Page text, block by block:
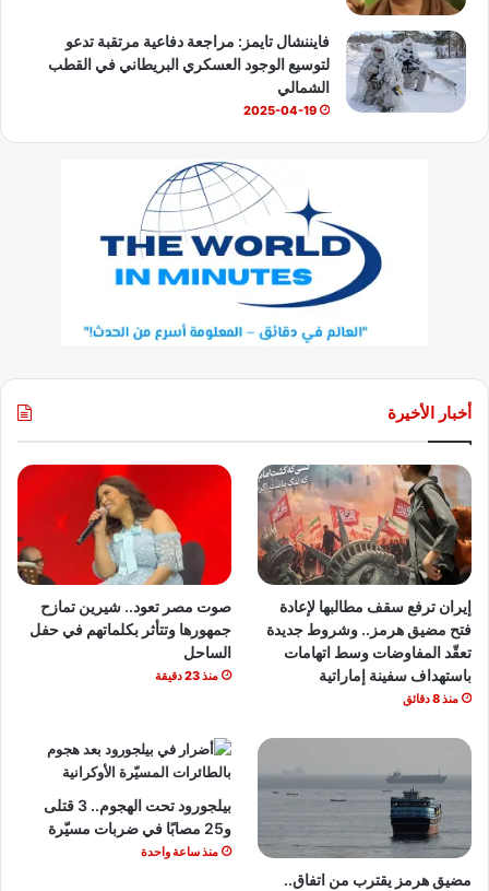
فايننشال تايمز: مراجعة دفاعية مرتقبة تدعو
لتوسيع الوجود العسكري البريطاني في القطب
الشمالي
2025-04-19
أخبار الأخيرة
إيران ترفع سقف مطالبها لإعادة
فتح مضيق هرمز.. وشروط جديدة
تعقّد المفاوضات وسط اتهامات
باستهداف سفينة إماراتية
منذ 8 دقائق
صوت مصر تعود.. شيرين تمازح
جمهورها وتتأثر بكلماتهم في حفل
الساحل
منذ 23 دقيقة
مضيق هرمز يقترب من اتفاق..
بيلجورود تحت الهجوم.. 3 قتلى
و25 مصابًا في ضربات مسيّرة
منذ ساعة واحدة